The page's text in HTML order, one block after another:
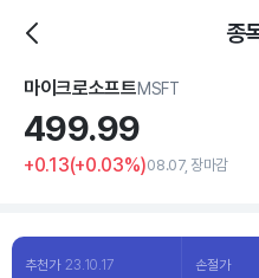
종
마이크로소프트MSFT
499.99
+0.13(+0.03%)08.07, 장마감
추천가 23.10.17 손절가